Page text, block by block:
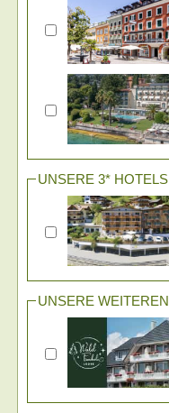
UNSERE 3* HOTELS
UNSERE WEITEREN